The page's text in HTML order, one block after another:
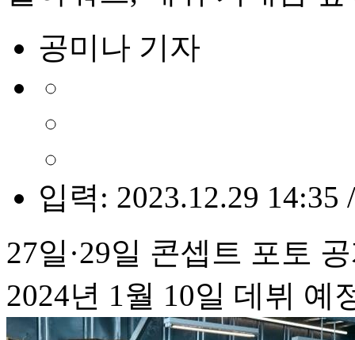
공미나 기자
입력: 2023.12.29 14:35
27일·29일 콘셉트 포토
2024년 1월 10일 데뷔 예